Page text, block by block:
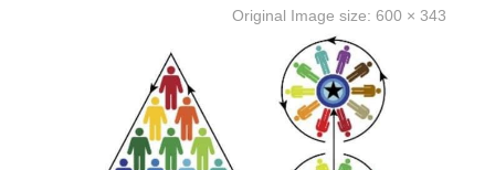
Original Image size: 600 × 343